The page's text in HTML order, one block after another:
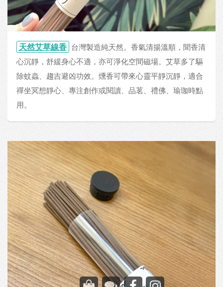
天然艾草線香 台灣製造純天然。香氣清揚溫順，聞香清
心沉靜，舒緩身心不適，亦可淨化空間磁場。艾草多了驅
除蚊蟲、趨吉避凶功效。燻香可帶來心靈平靜沉靜，適合
禪坐冥想靜心、專注創作或閱讀、品茗、禮佛、瑜珈時點
用。